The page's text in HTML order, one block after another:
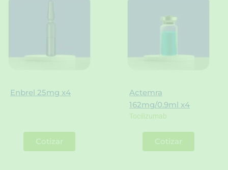
Enbrel 25mg x4
Cotizar
Actemra
162mg/0.9ml x4
Tocilizumab
Cotizar